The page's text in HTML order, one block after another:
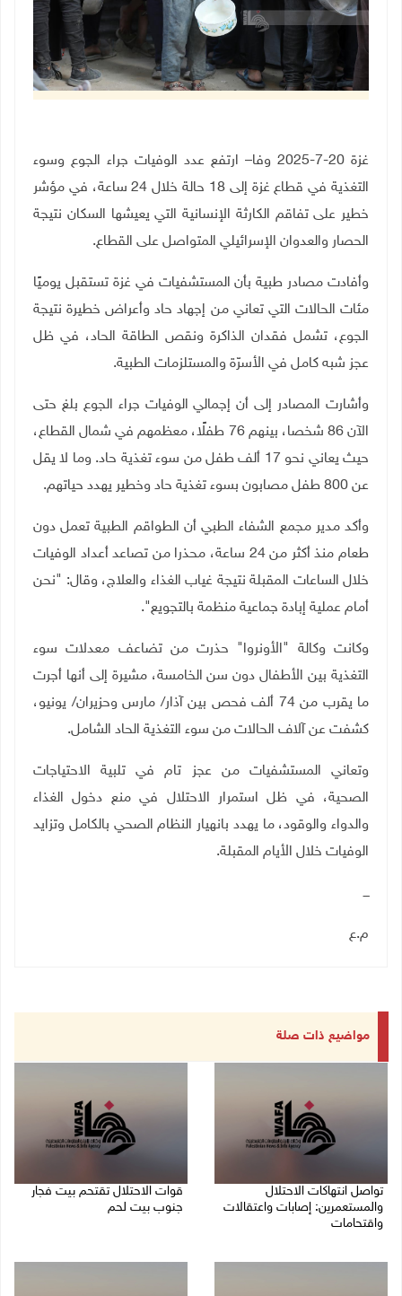
غزة 20-7-2025 وفا– ارتفع عدد الوفيات جراء الجوع وسوء
التغذية في قطاع غزة إلى 18 حالة خلال 24 ساعة، في مؤشر
خطير على تفاقم الكارثة الإنسانية التي يعيشها السكان نتيجة
الحصار والعدوان الإسرائيلي المتواصل على القطاع.
وأفادت مصادر طبية بأن المستشفيات في غزة تستقبل يوميًا
مئات الحالات التي تعاني من إجهاد حاد وأعراض خطيرة نتيجة
الجوع، تشمل فقدان الذاكرة ونقص الطاقة الحاد، في ظل
عجز شبه كامل في الأسرّة والمستلزمات الطبية.
وأشارت المصادر إلى أن إجمالي الوفيات جراء الجوع بلغ حتى
الآن 86 شخصا، بينهم 76 طفلًا، معظمهم في شمال القطاع،
حيث يعاني نحو 17 ألف طفل من سوء تغذية حاد. وما لا يقل
عن 800 طفل مصابون بسوء تغذية حاد وخطير يهدد حياتهم
.
وأكد مدير مجمع الشفاء الطبي أن الطواقم الطبية تعمل دون
طعام منذ أكثر من 24 ساعة، محذرا من تصاعد أعداد الوفيات
خلال الساعات المقبلة نتيجة غياب الغذاء والعلاج، وقال: "نحن
أمام عملية إبادة جماعية منظمة بالتجويع".
وكانت وكالة "الأونروا" حذرت من تضاعف معدلات سوء
التغذية بين الأطفال دون سن الخامسة، مشيرة إلى أنها أجرت
ما يقرب من 74 ألف فحص بين آذار/ مارس وحزيران/ يونيو،
كشفت عن آلاف الحالات من سوء التغذية الحاد الشامل.
وتعاني المستشفيات من عجز تام في تلبية الاحتياجات
الصحية، في ظل استمرار الاحتلال في منع دخول الغذاء
والدواء والوقود، ما يهدد بانهيار النظام الصحي بالكامل وتزايد
الوفيات خلال الأيام المقبلة.
ـــ
م.ع
مواضيع ذات صلة
تواصل انتهاكات الاحتلال
والمستعمرين: إصابات واعتقالات
واقتحامات
قوات الاحتلال تقتحم بيت فجار
جنوب بيت لحم